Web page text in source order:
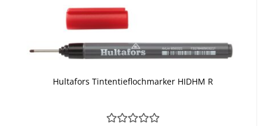
Hul­ta­fors Tin­ten­tief­loch­mar­ker HIDHM R